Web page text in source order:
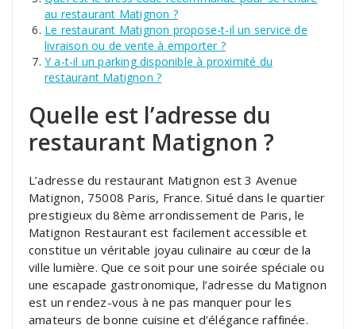
au restaurant Matignon ?
Le restaurant Matignon propose-t-il un service de
livraison ou de vente à emporter ?
Y a-t-il un parking disponible à proximité du
restaurant Matignon ?
Quelle est l’adresse du
restaurant Matignon ?
L’adresse du restaurant Matignon est 3 Avenue
Matignon, 75008 Paris, France. Situé dans le quartier
prestigieux du 8ème arrondissement de Paris, le
Matignon Restaurant est facilement accessible et
constitue un véritable joyau culinaire au cœur de la
ville lumière. Que ce soit pour une soirée spéciale ou
une escapade gastronomique, l’adresse du Matignon
est un rendez-vous à ne pas manquer pour les
amateurs de bonne cuisine et d’élégance raffinée.